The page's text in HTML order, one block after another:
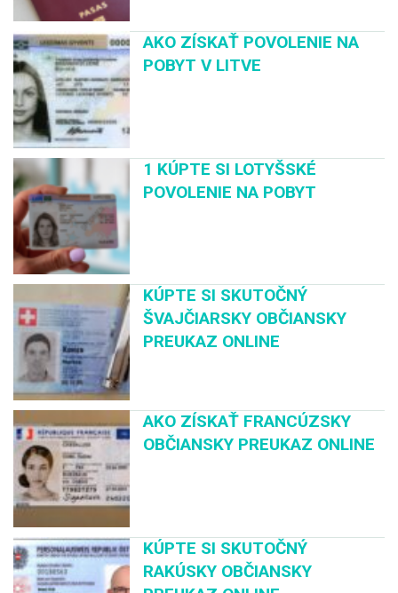
AKO ZÍSKAŤ POVOLENIE NA
POBYT V LITVE
1 KÚPTE SI LOTYŠSKÉ
POVOLENIE NA POBYT
KÚPTE SI SKUTOČNÝ
ŠVAJČIARSKY OBČIANSKY
PREUKAZ ONLINE
AKO ZÍSKAŤ FRANCÚZSKY
OBČIANSKY PREUKAZ ONLINE
KÚPTE SI SKUTOČNÝ
RAKÚSKY OBČIANSKY